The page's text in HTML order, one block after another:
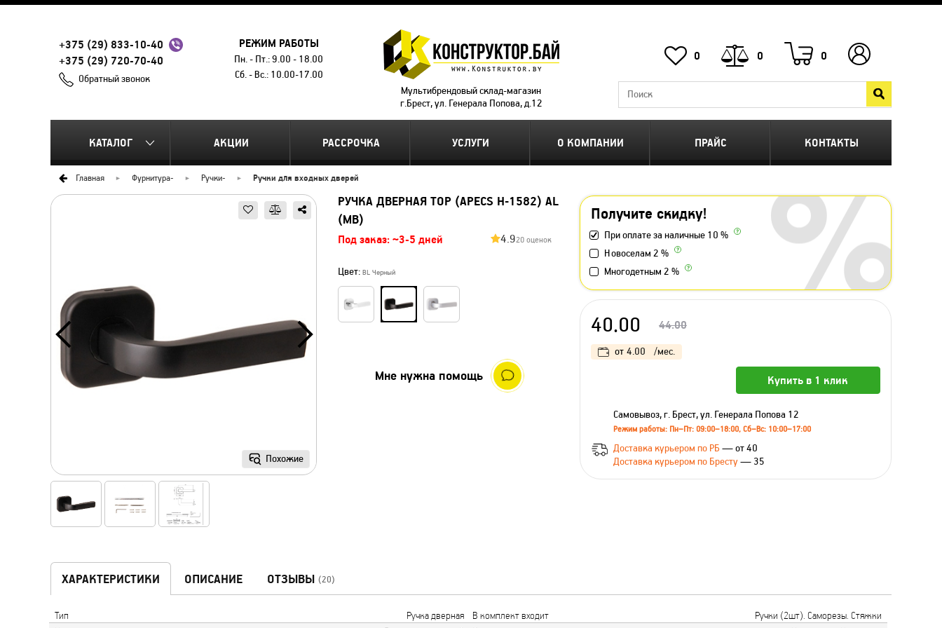
+375 (29) 833-10-40
+375 (29) 720-70-40
Обратный звонок
РЕЖИМ РАБОТЫ
Пн. - Пт.: 9.00 - 18.00
Сб. - Вс.: 10.00-17.00
Мультибрендовый склад-магазин
г.Брест, ул. Генерала Попова, д.12
0 0 0
КАТАЛОГ АКЦИИ РАССРОЧКА УСЛУГИ О КОМПАНИИ ПРАЙС КОНТАКТЫ
Главная Фурнитура- Ручки- Ручки для входных дверей
Похожие
РУЧКА ДВЕРНАЯ ТОР (APECS H-1582) AL
(MB)
Под заказ: ~3-5 дней 4.920 оценок
Цвет: BL Черный
Получите скидку!
При оплате за наличные 10 %
Новоселам 2 %
Многодетным 2 %
Мне нужна помощь
40.00 44.00
от 4.00 /мес.
Купить в 1 клик
Самовывоз, г. Брест, ул. Генерала Попова 12
Режим работы: Пн–Пт: 09:00–18:00, Сб–Вс: 10:00–17:00
Доставка курьером по РБ — от 40
Доставка курьером по Бресту— 35
ХАРАКТЕРИСТИКИ ОПИСАНИЕ ОТЗЫВЫ (20)
Тип Ручка дверная В комплект входит
Ручки (2шт). Саморезы. Стяжки